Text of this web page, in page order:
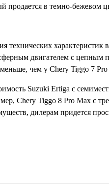
продается в темно-бежевом
технических
двигателем с цепным
чем у Chery Tiggo 7
Suzuki Ertiga с
Chery Tiggo 8 Pro Max с
дилерам придется